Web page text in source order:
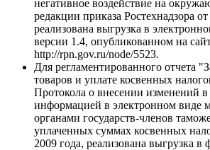
негативное воздействие на
редакции приказа Ростехнадзора
реализована выгрузка в
версии 1.4, опубликованном на
http://rpn.gov.ru/node/5523.
Для регламентированного отчета
товаров и уплате косвенных
Протокола о внесении изменений
информацией в электронном виде
органами государств-членов
уплаченных суммах косвенных
2009 года, реализована выгрузка в